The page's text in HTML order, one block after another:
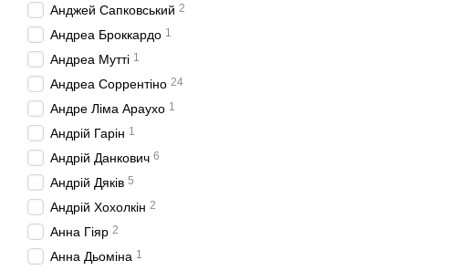
Анджей Сапковський 2
Андреа Броккардо 1
Андреа Мутті 1
Андреа Соррентіно 24
Андре Ліма Араухо 1
Андрій Гарін 1
Андрій Данкович 6
Андрій Дяків 5
Андрій Хохолкін 2
Анна Гіяр 2
Анна Дьоміна 1